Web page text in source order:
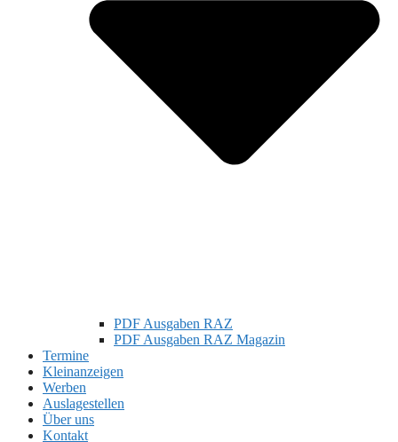
PDF Ausgaben RAZ
PDF Ausgaben RAZ Magazin
Termine
Kleinanzeigen
Werben
Auslagestellen
Über uns
Kontakt